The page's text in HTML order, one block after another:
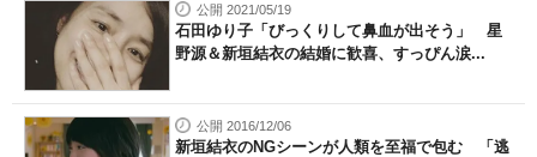
公開 2021/05/19
石田ゆり子「びっくりして鼻血が出そう」 星
野源＆新垣結衣の結婚に歓喜、すっぴん涙...
公開 2016/12/06
新垣結衣のNGシーンが人類を至福で包む 「逃